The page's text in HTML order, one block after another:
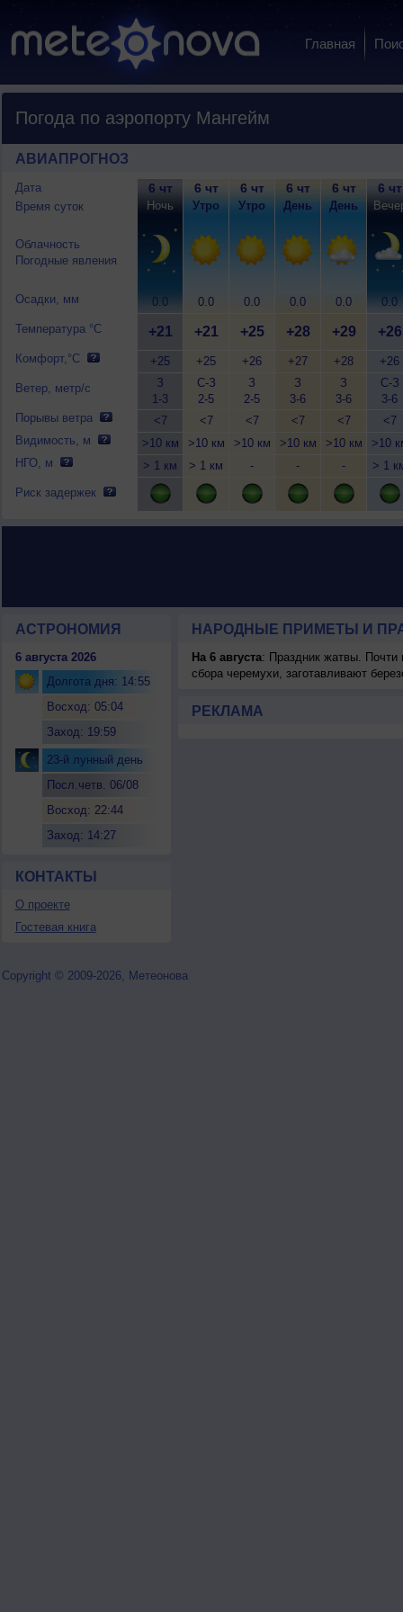
Главная
Погода по аэропорту Мангейм
АВИАПРОГНОЗ
Дата
Время суток
Облачность
Погодные явления
Осадки, мм
Температура °C
Комфорт,°C
Ветер, метр/с
Порывы ветра
Видимость, м
НГО, м
Риск задержек
6 чт
Ночь
0.0
+21
+25
З
1-3
<7
>10 км
> 1 км
6 чт
Утро
0.0
+21
+25
С-З
2-5
<7
>10 км
> 1 км
6 чт
Утро
0.0
+25
+26
З
2-5
<7
>10 км
-
6 чт
День
0.0
+28
+27
З
3-6
<7
>10 км
-
6 чт
День
0.0
+29
+28
З
3-6
<7
>10 км
-
6 чт
0.0
+26
+26
С-З
3-6
<7
>10
> 1
АСТРОНОМИЯ
6 августа 2026
Долгота дня: 14:55
Восход: 05:04
Заход: 19:59
23-й лунный день
Посл.четв. 06/08
Восход: 22:44
Заход: 14:27
КОНТАКТЫ
О проекте
Гостевая книга
НАРОДНЫЕ ПРИМЕТЫ И
На 6 августа: Праздник жатвы. Почти
сбора черемухи, заготавливают
РЕКЛАМА
Copyright © 2009-2026, Метеонова